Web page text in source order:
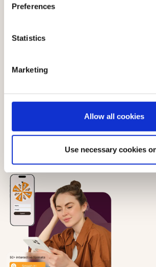
Preferences
Statistics
Marketing
Allow all cookies
Use necessary cookies
Donde todos los
contacto funcionan
Con Ibexa, cada interacción influye en
productos y el contenido fluyen a
coherente y personalizado.
Explorar todas las soluciones